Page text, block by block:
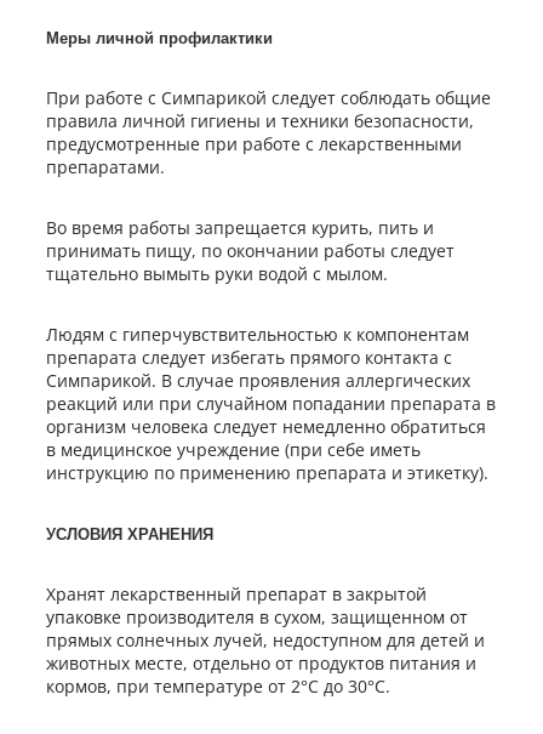
Меры личной профилактики
При работе с Симпарикой следует соблюдать общие
правила личной гигиены и техники безопасности,
предусмотренные при работе с лекарственными
препаратами.
Во время работы запрещается курить, пить и
принимать пищу, по окончании работы следует
тщательно вымыть руки водой с мылом.
Людям с гиперчувствительностью к компонентам
препарата следует избегать прямого контакта с
Симпарикой. В случае проявления аллергических
реакций или при случайном попадании препарата в
организм человека следует немедленно обратиться
в медицинское учреждение (при себе иметь
инструкцию по применению препарата и этикетку).
УСЛОВИЯ ХРАНЕНИЯ
Хранят лекарственный препарат в закрытой
упаковке производителя в сухом, защищенном от
прямых солнечных лучей, недоступном для детей и
животных месте, отдельно от продуктов питания и
кормов, при температуре от 2°С до 30°С.